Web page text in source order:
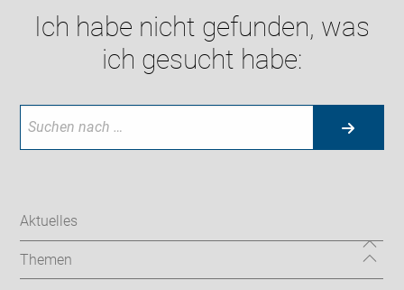
Ich habe nicht gefunden, was
ich gesucht habe:
Aktuelles
Themen